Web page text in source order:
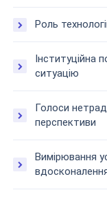
Роль
Інституційна
ситуацію
Голоси
перспективи
Вимірювання